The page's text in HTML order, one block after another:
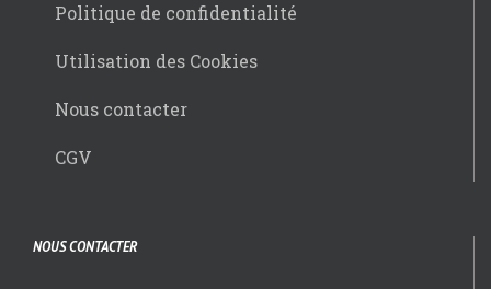
Politique de confidentialité
Utilisation des Cookies
Nous contacter
CGV
NOUS CONTACTER